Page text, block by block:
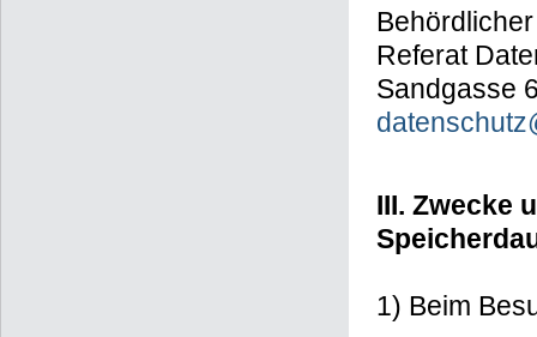
Referat
Sandgasse
III. Zwecke
1) Beim